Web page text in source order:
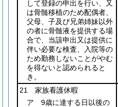
して登録の申出を行い、又
は骨髄移植のため配偶者、
父母、子及び兄弟姉妹以外
の者に骨髄液を提供する場
合で、当該申出又は提供に
伴い必要な検査、入院等の
ため勤務しないことがやむ
を得ないと認められると
き。
21 家族看護休暇
ア 9歳に達する日以後の